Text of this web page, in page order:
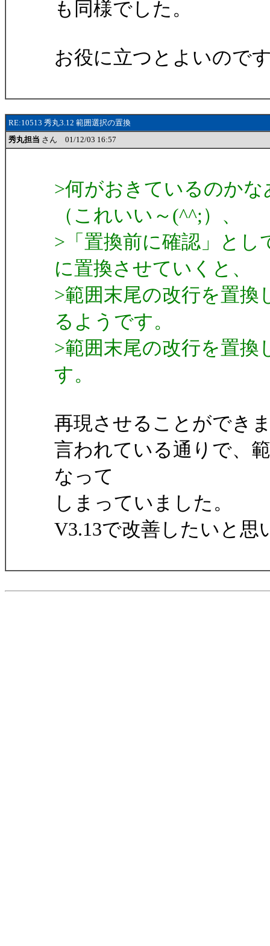
も同様でした。
お役に立つとよいので
RE:10513 秀丸3.12 範囲選択の置換
秀丸担当 さん 01/12/03 16:57
>何がおきているのか
（これいい～(^^;）、
>「置換前に確認」とし
に置換させていくと、
>範囲末尾の改行を置換
るようです。
>範囲末尾の改行を置
す。
再現させることができ
言われている通りで、
なって
しまっていました。
V3.13で改善したいと思